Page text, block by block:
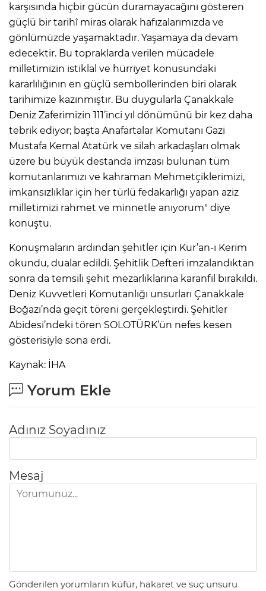
karşısında hiçbir gücün duramayacağını gösteren
güçlü bir tarihî miras olarak hafızalarımızda ve
gönlümüzde yaşamaktadır. Yaşamaya da devam
edecektir. Bu topraklarda verilen mücadele
milletimizin istiklal ve hürriyet konusundaki
kararlılığının en güçlü sembollerinden biri olarak
tarihimize kazınmıştır. Bu duygularla Çanakkale
Deniz Zaferimizin 111’inci yıl dönümünü bir kez daha
tebrik ediyor; başta Anafartalar Komutanı Gazi
Mustafa Kemal Atatürk ve silah arkadaşları olmak
üzere bu büyük destanda imzası bulunan tüm
komutanlarımızı ve kahraman Mehmetçiklerimizi,
imkansızlıklar için her türlü fedakarlığı yapan aziz
milletimizi rahmet ve minnetle anıyorum" diye
konuştu.
Konuşmaların ardından şehitler için Kur’an-ı Kerim
okundu, dualar edildi. Şehitlik Defteri imzalandıktan
sonra da temsili şehit mezarlıklarına karanfil bırakıldı.
Deniz Kuvvetleri Komutanlığı unsurları Çanakkale
Boğazı’nda geçit töreni gerçekleştirdi. Şehitler
Abidesi’ndeki tören SOLOTÜRK’ün nefes kesen
gösterisiyle sona erdi.
Kaynak: İHA
Yorum Ekle
Adınız Soyadınız
Mesaj
Gönderilen yorumların küfür, hakaret ve suç unsuru